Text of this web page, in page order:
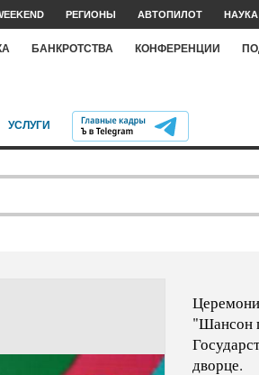
РЕГИОНЫ АВТОПИЛОТ НАУКА
БАНКРОТСТВА КОНФЕРЕНЦИИ
УСЛУГИ
"Шансон
дворце.